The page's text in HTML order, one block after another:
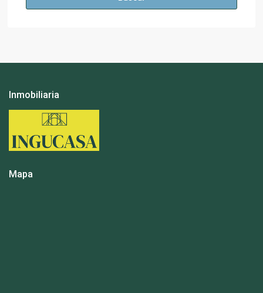
Inmobiliaria
Mapa